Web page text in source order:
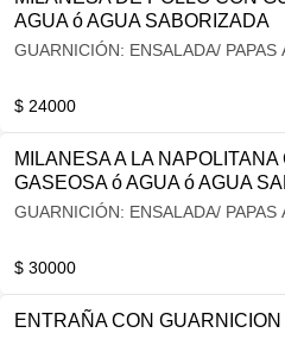
AGUA ó AGUA SABORIZADA
GUARNICIÓN: ENSALADA/ PAPAS
$ 24000
MILANESA A LA
GASEOSA ó AGUA ó AGUA
GUARNICIÓN: ENSALADA/ PAPAS
$ 30000
ENTRAÑA CON